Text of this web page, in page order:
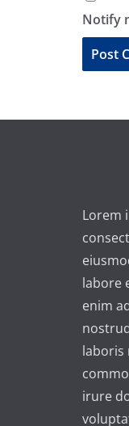
Notify
a
t
i
v
e
:
Lorem
labore
enim
laboris
irure